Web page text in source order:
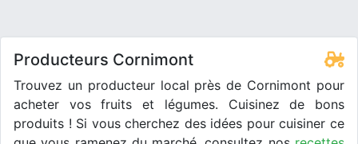
Producteurs Cornimont
Trouvez un producteur local près de Cornimont pour
acheter vos fruits et légumes. Cuisinez de bons
produits ! Si vous cherchez des idées pour cuisiner ce